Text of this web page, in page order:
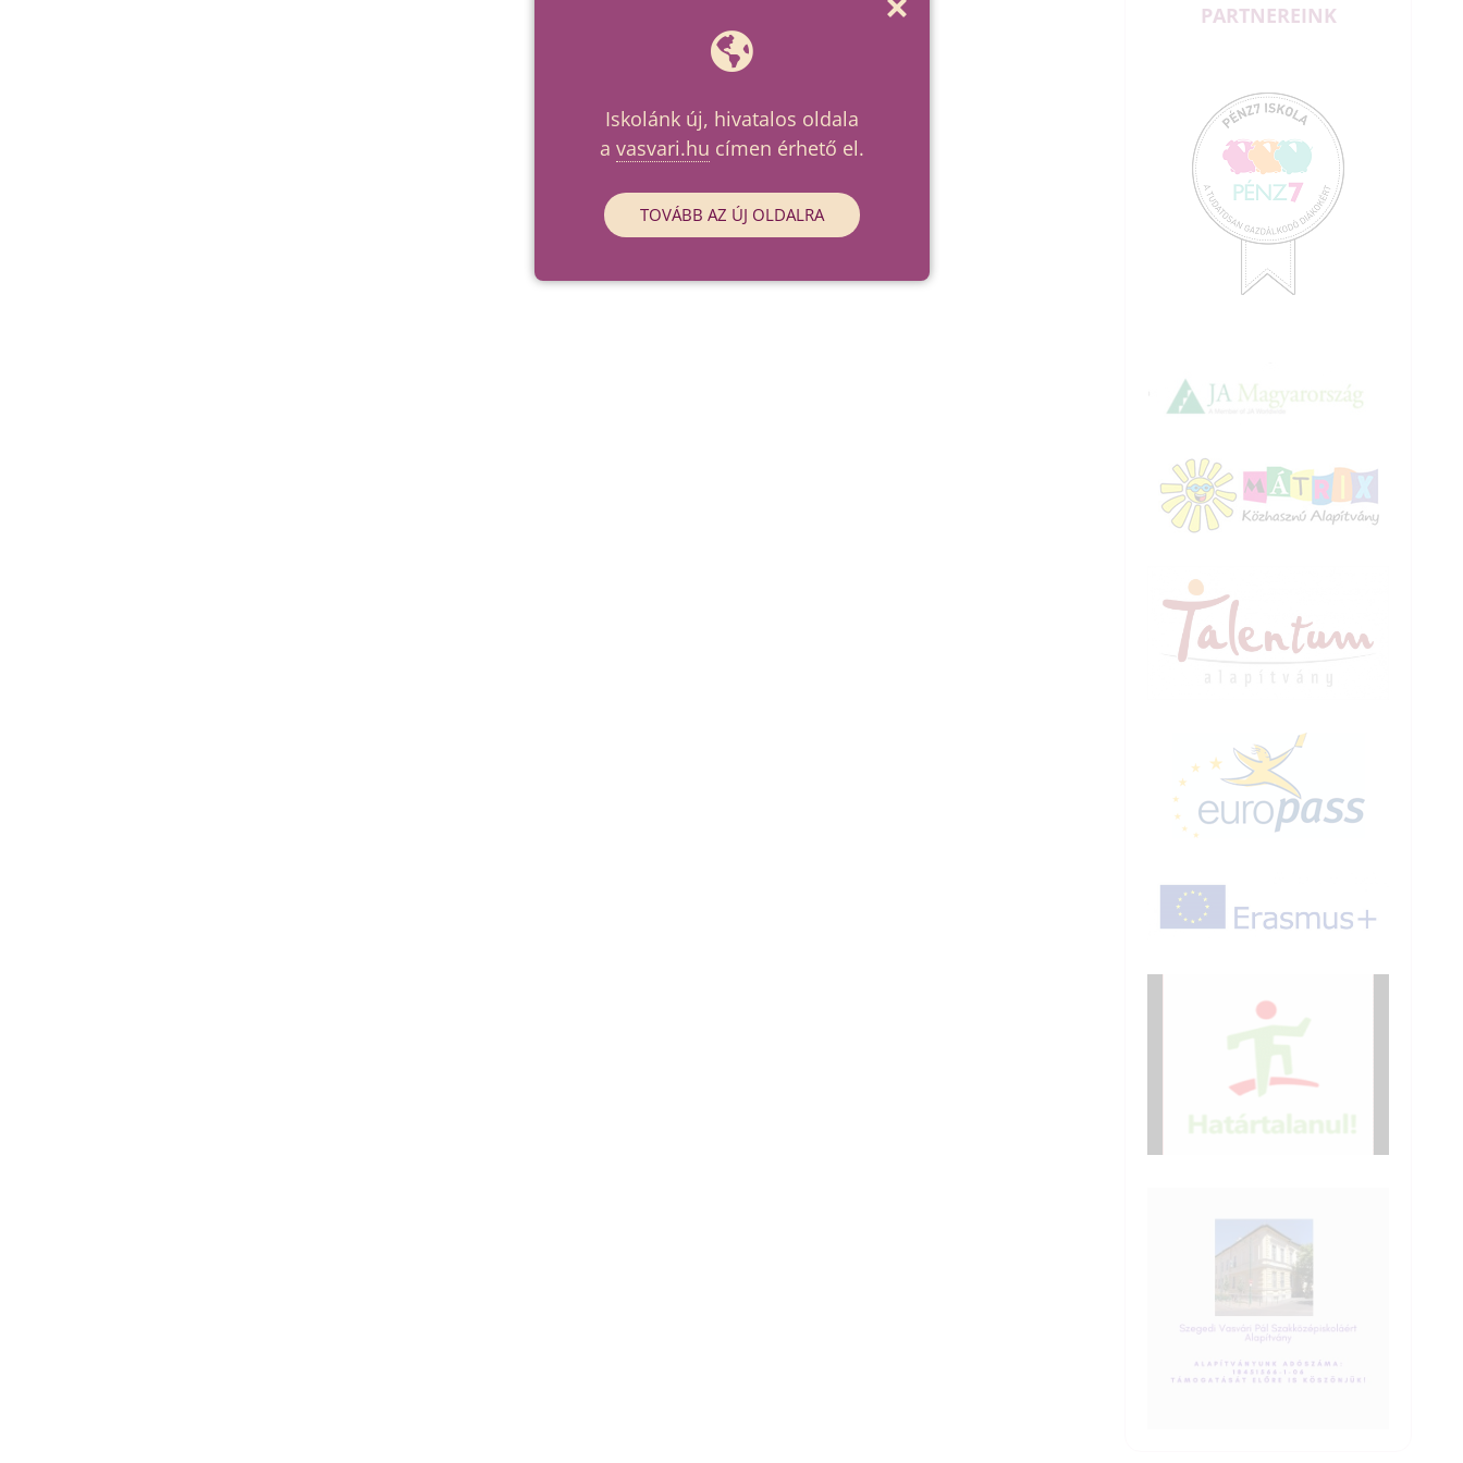
PARTNEREINK
Iskolánk új, hivatalos oldala
a vasvari.hu címen érhető el.
TOVÁBB AZ ÚJ OLDALRA